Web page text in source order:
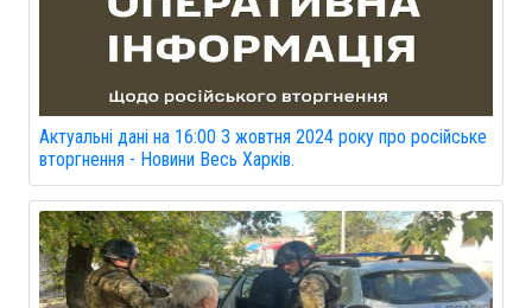
Актуальні дані на 16:00 3 жовтня 2024 року про російське
вторгнення - Новини Весь Харків.